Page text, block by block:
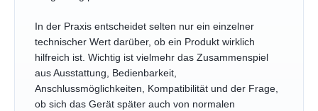
In der Praxis entscheidet selten nur ein einzelner
technischer Wert darüber, ob ein Produkt wirklich
hilfreich ist. Wichtig ist vielmehr das Zusammenspiel
aus Ausstattung, Bedienbarkeit,
Anschlussmöglichkeiten, Kompatibilität und der Frage,
ob sich das Gerät später auch von normalen